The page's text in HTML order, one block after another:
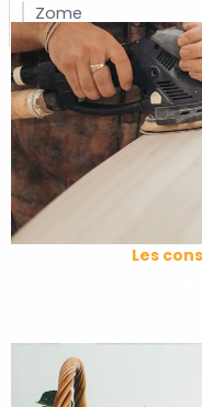
Zome
Les